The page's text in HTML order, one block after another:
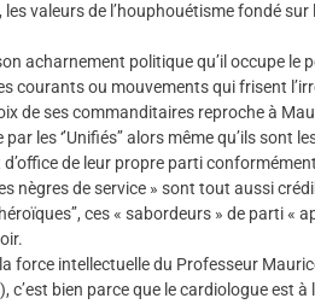
valeurs de l’houphouétisme fondé
acharnement politique qu’il occupe le
courants ou mouvements qui frisent
de ses commanditaires reproche à
les ‘’Unifiés’’ alors même qu’ils
de leur propre parti
nègres de service » sont tout aussi
ces « sabordeurs » de parti
force intellectuelle du Professeur
bien parce que le cardiologue est